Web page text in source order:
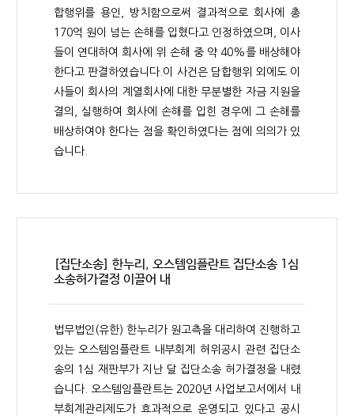
합행위를 용인, 방치함으로써 결과적으로 회사에 총
170억 원이 넘는 손해를 입혔다고 인정하였으며, 이사
들이 연대하여 회사에 위 손해 중 약 40%를 배상해야
한다고 판결하였습니다.이 사건은 담합행위 외에도 이
사들이 회사의 계열회사에 대한 무분별한 자금 지원을
결의, 실행하여 회사에 손해를 입힌 경우에 그 손해를
배상하여야 한다는 점을 확인하였다는 점에 의의가 있
습니다.
[집단소송] 한누리, 오스템임플란트 집단소송 1심
소송허가결정 이끌어 내
법무법인(유한) 한누리가 원고측을 대리하여 진행하고
있는 오스템임플란트 내부회계 허위공시 관련 집단소
송의 1심 재판부가 지난 달 집단소송 허가결정을 내렸
습니다. 오스템임플란트는 2020년 사업보고서에서 내
부회계관리제도가 효과적으로 운영되고 있다고 공시